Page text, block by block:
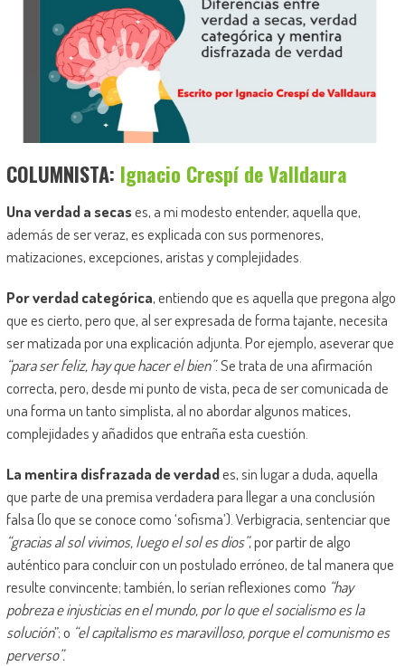
COLUMNISTA: Ignacio Crespí de Valldaura
Una verdad a secases, a mi modesto entender, aquella que,
además de ser veraz, es explicada con sus pormenores,
matizaciones, excepciones, aristas y complejidades.
Por verdad categórica, entiendo que es aquella que pregona algo
que es cierto, pero que, al ser expresada de forma tajante, necesita
ser matizada por una explicación adjunta. Por ejemplo, aseverar que
“para ser feliz, hay que hacer el bien”. Se trata de una afirmación
correcta, pero, desde mi punto de vista, peca de ser comunicada de
una forma un tanto simplista, al no abordar algunos matices,
complejidades y añadidos que entraña esta cuestión.
La mentira disfrazada de verdades, sin lugar a duda, aquella
que parte de una premisa verdadera para llegar a una conclusión
falsa (lo que se conoce como ‘sofisma’). Verbigracia, sentenciar que
“gracias al sol vivimos, luego el sol es dios”, por partir de algo
auténtico para concluir con un postulado erróneo, de tal manera que
resulte convincente; también, lo serían reflexiones como “hay
pobreza e injusticias en el mundo, por lo que el socialismo es la
solución”; o “el capitalismo es maravilloso, porque el comunismo es
perverso”.